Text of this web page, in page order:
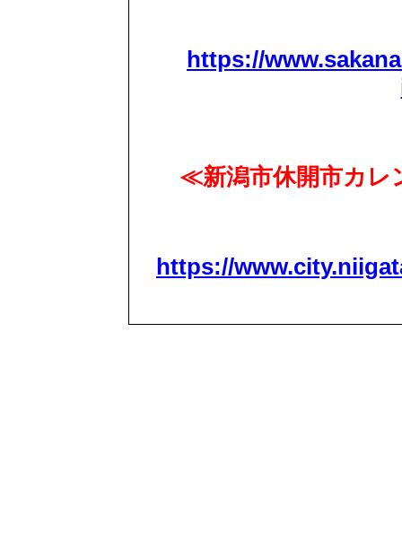
https://
≪新潟市休開市カレ
https://